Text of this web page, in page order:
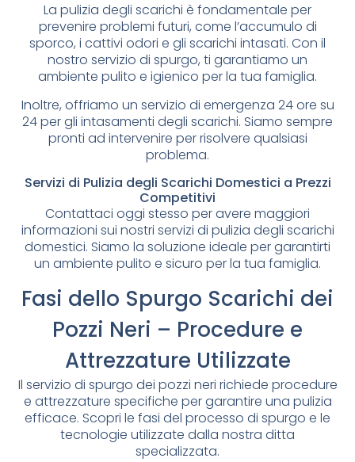
La pulizia degli scarichi è fondamentale per
prevenire problemi futuri, come l’accumulo di
sporco, i cattivi odori e gli scarichi intasati. Con il
nostro servizio di spurgo, ti garantiamo un
ambiente pulito e igienico per la tua famiglia.
Inoltre, offriamo un servizio di emergenza 24 ore su
24 per gli intasamenti degli scarichi. Siamo sempre
pronti ad intervenire per risolvere qualsiasi
problema.
Servizi di Pulizia degli Scarichi Domestici a Prezzi
Competitivi
Contattaci oggi stesso per avere maggiori
informazioni sui nostri servizi di pulizia degli scarichi
domestici. Siamo la soluzione ideale per garantirti
un ambiente pulito e sicuro per la tua famiglia.
Fasi dello Spurgo Scarichi dei
Pozzi Neri – Procedure e
Attrezzature Utilizzate
Il servizio di spurgo dei pozzi neri richiede procedure
e attrezzature specifiche per garantire una pulizia
efficace. Scopri le fasi del processo di spurgo e le
tecnologie utilizzate dalla nostra ditta
specializzata.